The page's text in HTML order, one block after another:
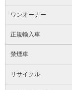
ワンオーナー
正規輸入車
禁煙車
リサイクル